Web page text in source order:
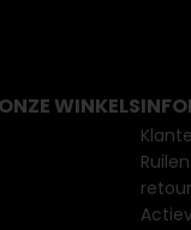
WINKELS